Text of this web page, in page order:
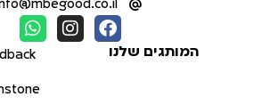
המותגים שלנו